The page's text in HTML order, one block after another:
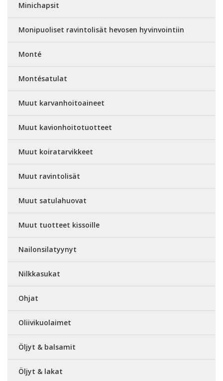
Minichapsit
Monipuoliset ravintolisät hevosen hyvinvointiin
Monté
Montésatulat
Muut karvanhoitoaineet
Muut kavionhoitotuotteet
Muut koiratarvikkeet
Muut ravintolisät
Muut satulahuovat
Muut tuotteet kissoille
Nailonsilatyynyt
Nilkkasukat
Ohjat
Oliivikuolaimet
Öljyt & balsamit
Öljyt & lakat